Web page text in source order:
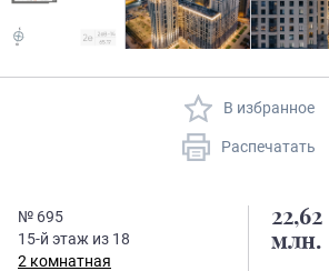
В избранное
Распечатать
№ 695
15-й этаж из 18
2 комнатная
22,62
млн.